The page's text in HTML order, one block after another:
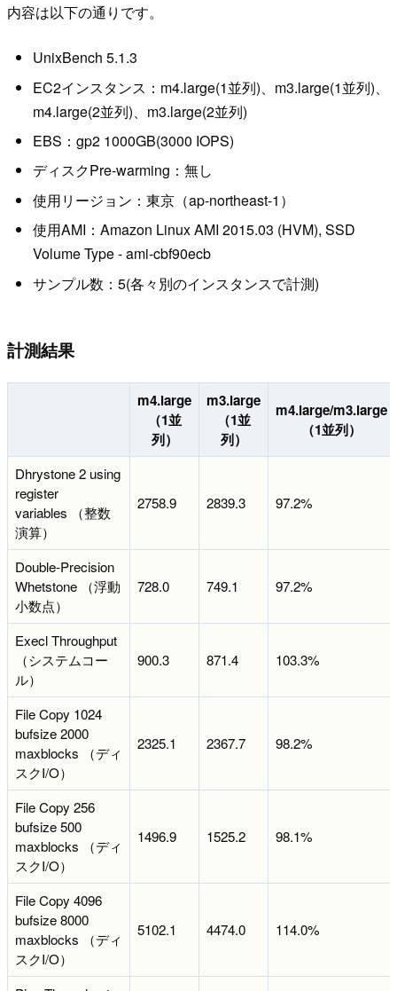
内容は以下の通りです。
UnixBench 5.1.3
EC2インスタンス：m4.large(1並列)、m3.large(1並列)、
m4.large(2並列)、m3.large(2並列)
EBS：gp2 1000GB(3000 IOPS)
ディスクPre-warming：無し
使用リージョン：東京（ap-northeast-1）
使用AMI：Amazon Linux AMI 2015.03 (HVM), SSD
Volume Type - ami-cbf90ecb
サンプル数：5(各々別のインスタンスで計測)
計測結果
m4.large
（1並
列）
m3.large
（1並
列）
m4.large/m3.large
（1並列）
Dhrystone 2 using
register
variables （整数
演算）
2758.9 2839.3 97.2%
Double-Precision
Whetstone （浮動
小数点）
728.0 749.1 97.2%
Execl Throughput
（システムコー
ル）
900.3 871.4 103.3%
File Copy 1024
bufsize 2000
maxblocks （ディ
スクI/O）
2325.1 2367.7 98.2%
File Copy 256
bufsize 500
maxblocks （ディ
スクI/O）
1496.9 1525.2 98.1%
File Copy 4096
bufsize 8000
maxblocks （ディ
スクI/O）
5102.1 4474.0 114.0%